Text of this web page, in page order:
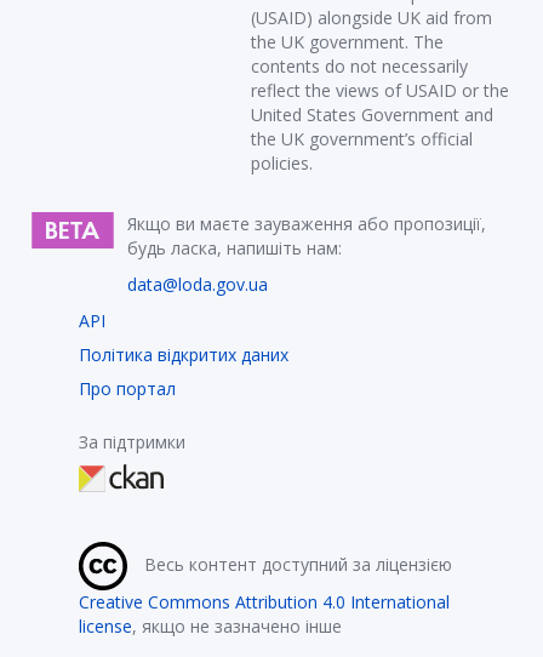
(USAID) alongside UK aid from
the UK government. The
contents do not necessarily
reflect the views of USAID or the
United States Government and
the UK government’s official
policies.
Якщо ви маєте зауваження або пропозиції,
будь ласка, напишіть нам:
data@loda.gov.ua
API
Політика відкритих даних
Про портал
За підтримки
Весь контент доступний за ліцензією
Creative Commons Attribution 4.0 International
license, якщо не зазначено інше